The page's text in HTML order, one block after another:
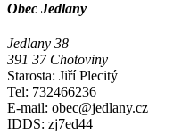
Obec Jedlany
Jedlany 38
391 37 Chotoviny
Starosta: Jiří Plecitý
Tel: 732466236
E-mail: obec@jedlany.cz
IDDS: zj7ed44